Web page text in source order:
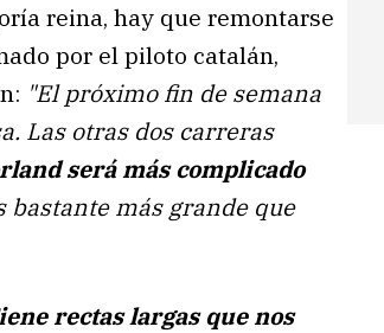
reina, hay que remontarse
por el piloto catalán,
"El próximo fin de semana
Las otras dos carreras
será más complicado
bastante más grande que
rectas largas que nos